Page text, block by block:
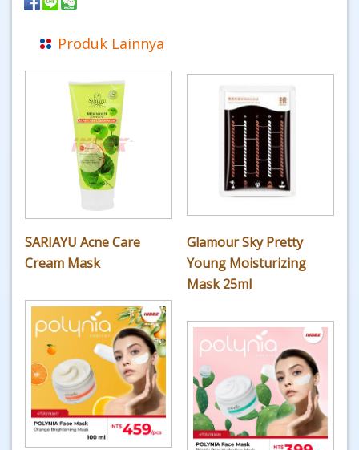
Produk Lainnya
SARIAYU Acne Care
Cream Mask
Glamour Sky Pretty
Young Moisturizing
Mask 25ml